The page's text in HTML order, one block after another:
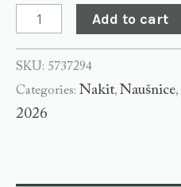
Add to cart
SKU: 5737294
Categories: Nakit, Naušnice,
2026